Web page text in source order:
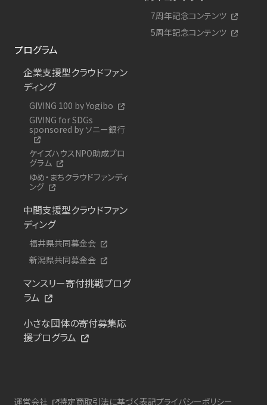
7周年記念コンテンツ
5周年記念コンテンツ
プログラム
企業支援型クラウドファン
ディング
GIVING 100 by Yogibo
GIVING for SDGs
sponsored by ソニー銀行
ケイズハウスNPO助成プロ
グラム
ゆめ・まちクラウドファンディ
ング
中間支援型クラウドファン
ディング
福井県共同募金会
新潟県共同募金会
マンスリー寄付挑戦プログ
ラム
小さな団体の寄付募集応
援プログラム
運営会社 特定商取引法に基づく表記プライバシーポリシー